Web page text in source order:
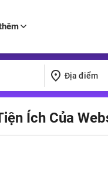
Địa điểm
Ích Của